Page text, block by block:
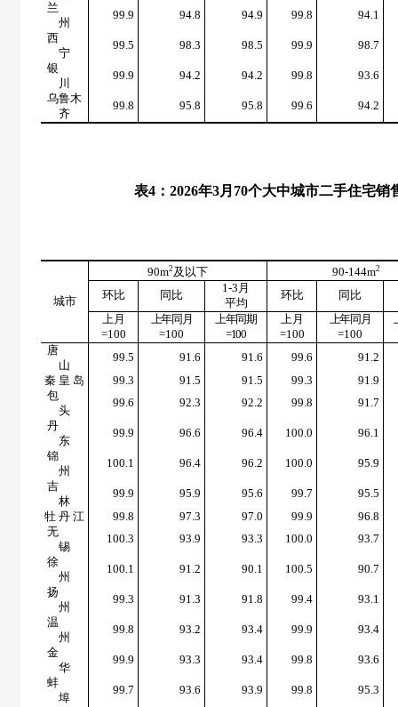
兰
州
99.9 94.8 94.9 99.8
94.1
西
宁
99.5 98.3 98.5 99.9
98.7
银
川
99.9 94.2 94.2 99.8
93.6
乌鲁木
齐
99.8 95.8 95.8 99.6 94.2
表4 ： 2026年3月 70个大中城市二手住宅销
城市
90m2 及以下 90-144m2
环比 同比
1-3 月
平均
环比
同比
上月
=100
上年同月
=100
上年同期
=100
上月
=100
上年同月
=100
唐
山
99.5 91.6 91.6 99.6
91.2
秦 皇 岛
99.3 91.5 91.5 99.3
91.9
包
头
99.6 92.3 92.2 99.8
91.7
丹
东
99.9 96.6 96.4 100.0
96.1
锦
州
100.1 96.4 96.2 100.0
95.9
吉
林
99.9 95.9 95.6 99.7
95.5
牡 丹 江
99.8 97.3 97.0 99.9
96.8
无
锡
100.3 93.9 93.3 100.0
93.7
徐
州
100.1 91.2 90.1 100.5
90.7
扬
州
99.3 91.3 91.8 99.4
93.1
温
州
99.8 93.2 93.4 99.9
93.4
金
华
99.9 93.3 93.4 99.8
93.6
蚌
埠
99.7 93.6 93.9 99.8
95.3